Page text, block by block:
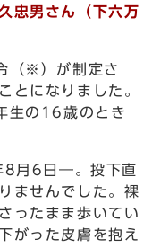
忠男さん（下六万
（※）が制定さ
とになりました。
生の16歳のとき
8月6日―。投下直
ませんでした。裸
ったまま歩いてい
がった皮膚を抱え